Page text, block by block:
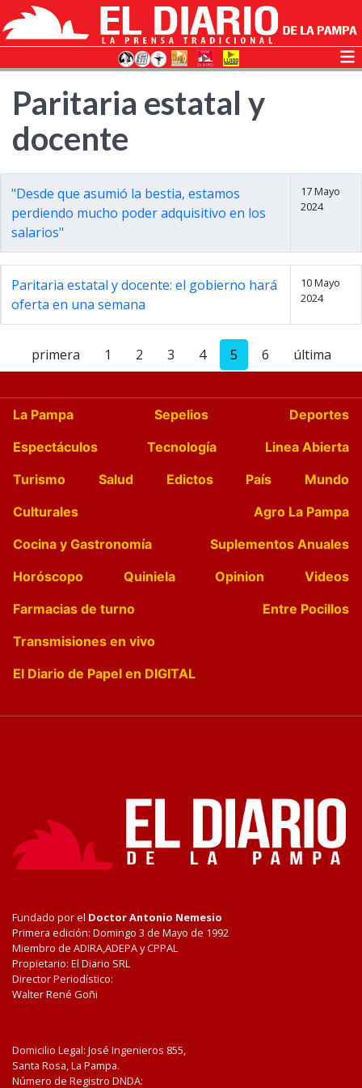
Paritaria estatal y
docente
"Desde que asumió la bestia, estamos
perdiendo mucho poder adquisitivo en los
salarios"
17 Mayo
2024
Paritaria estatal y docente: el gobierno hará
oferta en una semana
10 Mayo
2024
primera 1 2 3 4 5 6 última
La Pampa Sepelios
Deportes
Espectáculos
Tecnología
Linea Abierta
Turismo
Salud Edictos País
Mundo
Culturales
Agro La Pampa
Cocina y Gastronomía
Suplementos Anuales
Horóscopo
Quiniela Opinion
Videos
Farmacias de turno
Entre Pocillos
Transmisiones en vivo
El Diario de Papel en DIGITAL
Fundado por el Doctor Antonio Nemesio
Primera edición: Domingo 3 de Mayo de 1992
Miembro de ADIRA,ADEPA y CPPAL
Propietario: El Diario SRL
Director Periodístico:
Walter René Goñi
Domicilio Legal: José Ingenieros 855,
Santa Rosa, La Pampa.
Número de Registro DNDA: